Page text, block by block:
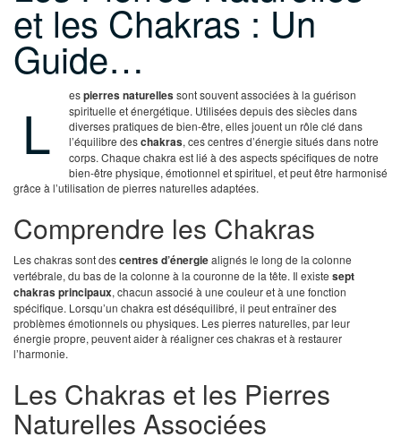
et les Chakras : Un
Guide…
L
espierres naturellessont souvent associées à la guérison
spirituelle et énergétique. Utilisées depuis des siècles dans
diverses pratiques de bien-être, elles jouent un rôle clé dans
l’équilibre deschakras, ces centres d’énergie situés dans notre
corps. Chaque chakra est lié à des aspects spécifiques de notre
bien-être physique, émotionnel et spirituel, et peut être harmonisé
grâce à l’utilisation de pierres naturelles adaptées.
Comprendre les Chakras
Les chakras sont descentres d’énergiealignés le long de la colonne
vertébrale, du bas de la colonne à la couronne de la tête. Il existe sept
chakras principaux, chacun associé à une couleur et à une fonction
spécifique. Lorsqu’un chakra est déséquilibré, il peut entraîner des
problèmes émotionnels ou physiques. Les pierres naturelles, par leur
énergie propre, peuvent aider à réaligner ces chakras et à restaurer
l’harmonie.
Les Chakras et les Pierres
Naturelles Associées